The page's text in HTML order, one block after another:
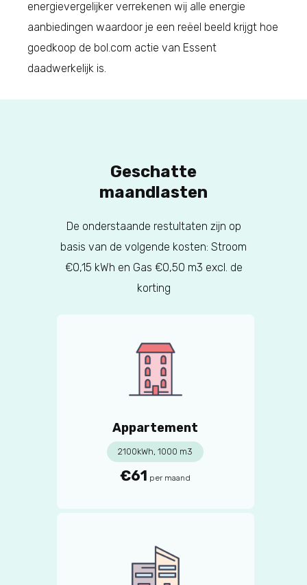
energievergelijker verrekenen wij alle energie
aanbiedingen waardoor je een reëel beeld krijgt hoe
goedkoop de bol.com actie van Essent
daadwerkelijk is.
Geschatte
maandlasten
De onderstaande restultaten zijn op
basis van de volgende kosten: Stroom
€0,15 kWh en Gas €0,50 m3 excl. de
korting
Appartement
2100kWh, 1000 m3
€61 per maand